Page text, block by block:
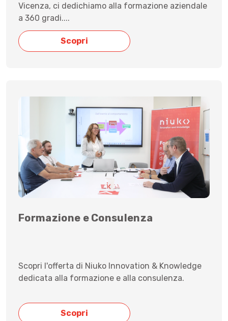
Vicenza, ci dedichiamo alla formazione aziendale
a 360 gradi....
Scopri
Formazione e Consulenza
Scopri l'offerta di Niuko Innovation & Knowledge
dedicata alla formazione e alla consulenza.
Scopri